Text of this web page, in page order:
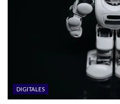
DIGITALES